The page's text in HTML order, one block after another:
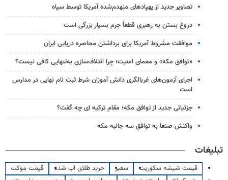
تصاویر جدید از پهپادهای منهدم‌شده آمریکا توسط سپاه
دروغ بستن به رهبری قطعاً جرم بسیار بزرگی است
موافقت مشروط آمریکا برای برداشتن محاصره دریایی ایران
«توافق مکه» و معمای امنیت؛ چرا ائتلاف‌سازی به‌تنهایی کافی نیست؟
اجرای آزمون‌های غربالگری دانش آموزان شرط ثبت نام نهایی در مدارس
است
جزئیاتی جدید از توافق مکه؛ مقام ترکیه ای چه گفت؟
واکنش صنعا به توافق سه جانبه مکه
تبلیغات
قیمت شیشه سکوریت سفیر خرید طلای آب شده
قیمت موکت